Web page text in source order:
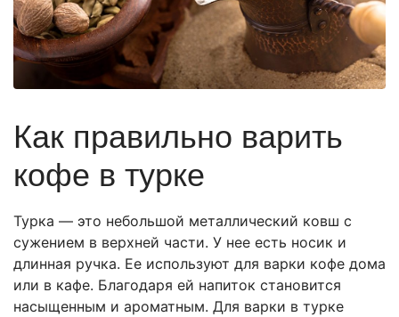
Как правильно варить
кофе в турке
Турка — это небольшой металлический ковш с
сужением в верхней части. У нее есть носик и
длинная ручка. Ее используют для варки кофе дома
или в кафе. Благодаря ей напиток становится
насыщенным и ароматным. Для варки в турке